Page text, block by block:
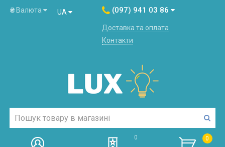
₴ Валюта UA (097) 941 03 86
Доставка та оплата
Контакти
0 0